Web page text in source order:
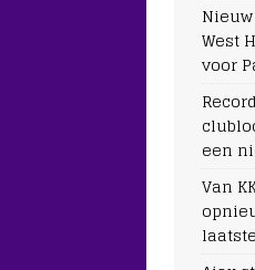
West
voor
een
Van